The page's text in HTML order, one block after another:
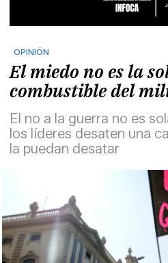
OPINIÓN
El miedo no es la
combustible del
El no a la guerra no es
los líderes desaten una
la puedan desatar